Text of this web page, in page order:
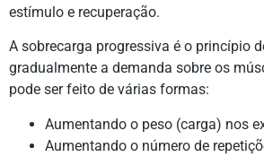
estímulo e recuperação.
A sobrecarga progressiva é o princípio
gradualmente a demanda sobre os
pode ser feito de várias formas:
Aumentando o peso (carga) nos
Aumentando o número de